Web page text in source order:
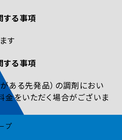
る事項
す
る事項
ある先発品）の調剤におい
金をいただく場合がございま